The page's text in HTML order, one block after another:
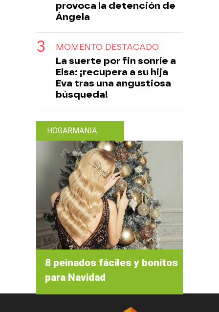
provoca la detención de
Ángela
MOMENTO DESTACADO
La suerte por fin sonríe a
Elsa: ¡recupera a su hija
Eva tras una angustiosa
búsqueda!
HOGARMANIA
8 peinados fáciles y bonitos
para Navidad